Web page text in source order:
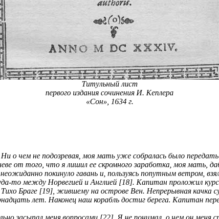
Титульный лист
первого издания сочинения И. Кеплера
«Сон», 1634 г.
чем не подозревая, моя мать уже собралась было
от того, что я лишил ее скромного заработка, моя мать,
покинуло гавань и, пользуясь попутным ветром,
то между Норвегией и Англией [18]. Капитан проложил
Браге [19], жившему на острове Вен. Непрерывная качка
лет. Наконец наш корабль достиг берега. Капитан
засыпал меня вопросами [22]. Я не понимал, о чем он меня